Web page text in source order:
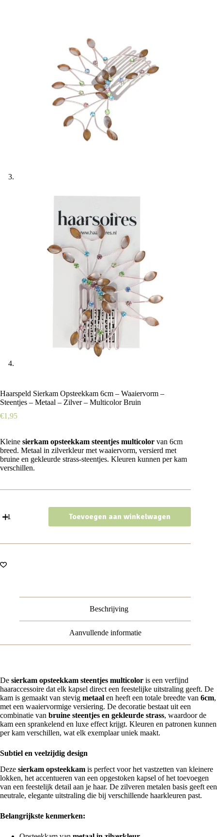
Haarspeld Sierkam Opsteekkam 6cm – Waaiervorm –
Steentjes – Metaal – Zilver – Multicolor Bruin
€1,95
Kleine sierkam opsteekkam steentjes multicolor van 6cm
breed. Metaal in zilverkleur met waaiervorm, versierd met
bruine en gekleurde strass-steentjes. Kleuren kunnen per kam
verschillen.
Sierkam
-
Steentjes
Toevoegen aan winkelwagen
Beschrijving
Aanvullende informatie
De sierkam opsteekkam steentjes multicolor is een verfijnd
haaraccessoire dat elk kapsel direct een feestelijke uitstraling geeft. De
kam is gemaakt van stevig metaal en heeft een totale breedte van 6cm,
met een waaiervormige versiering. De decoratie bestaat uit een
combinatie van bruine steentjes en gekleurde strass, waardoor de
kam een sprankelend en luxe effect krijgt. Kleuren en patronen kunnen
per kam verschillen, wat elk exemplaar uniek maakt.
Subtiel en veelzijdig design
Deze sierkam opsteekkam is perfect voor het vastzetten van kleinere
lokken, het accentueren van een opgestoken kapsel of het toevoegen
van een feestelijk detail aan je haar. De zilveren metalen basis geeft een
neutrale, elegante uitstraling die bij verschillende haarkleuren past.
Belangrijkste kenmerken: